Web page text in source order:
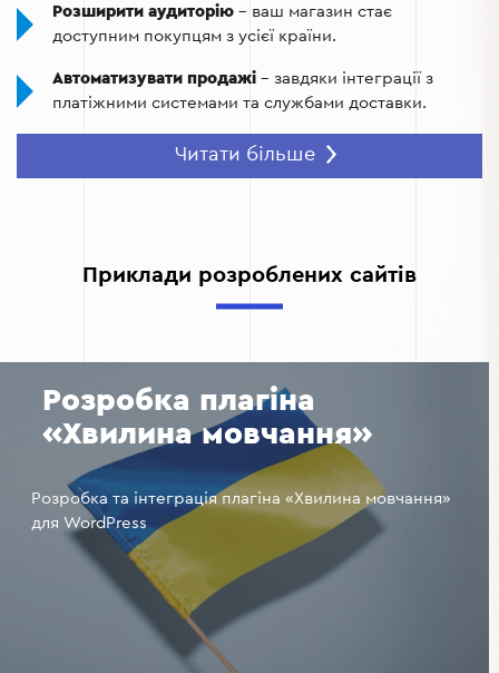
Розширити аудиторію – ваш магазин стає
доступним покупцям з усієї країни.
Автоматизувати продажі – завдяки інтеграції з
платіжними системами та службами доставки.
Збільшити впізнаваність бренду
– SEO-
автозапчастин, фільтри, зручний пошук та кошик
полегшують процес покупки.
Читати більше
Приклади розроблених сайтів
Розробка плагіна
«Хвилина мовчання»
Розробка та інтеграція плагіна «Хвилина мовчання»
для WordPress